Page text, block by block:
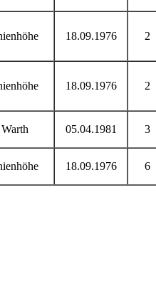
18.09.1976 2
18.09.1976 2
05.04.1981 3
18.09.1976 6